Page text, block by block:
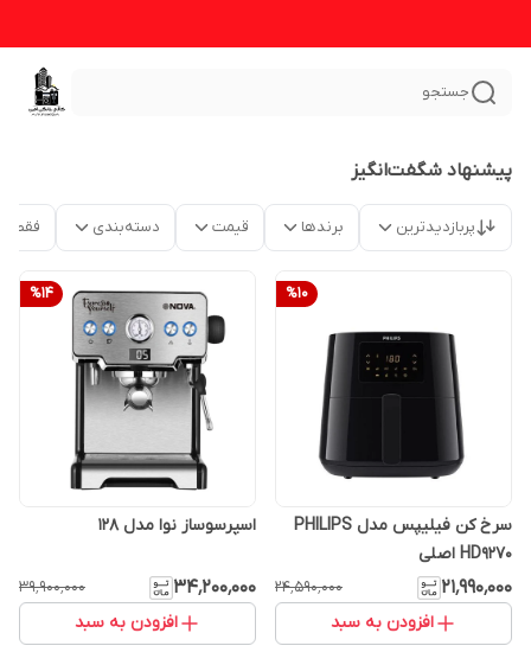
جستجو
پیشنهاد شگفت‌انگیز
پربازدیدترین برندها قیمت دسته‌بندی فقط
%10
سرخ کن فیلیپس مدل PHILIPS
HD9270 اصلی
۲۱٬۹۹۰٬۰۰۰ ۲۴٬۵۹۰٬۰۰۰
افزودن به سبد
%14
اسپرسوساز نوا مدل 128
۳۴٬۲۰۰٬۰۰۰ ۳۹٬۹۰۰٬۰۰۰
افزودن به سبد